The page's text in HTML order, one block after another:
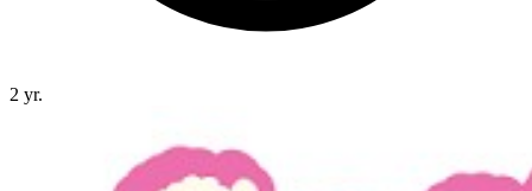
2 yr.